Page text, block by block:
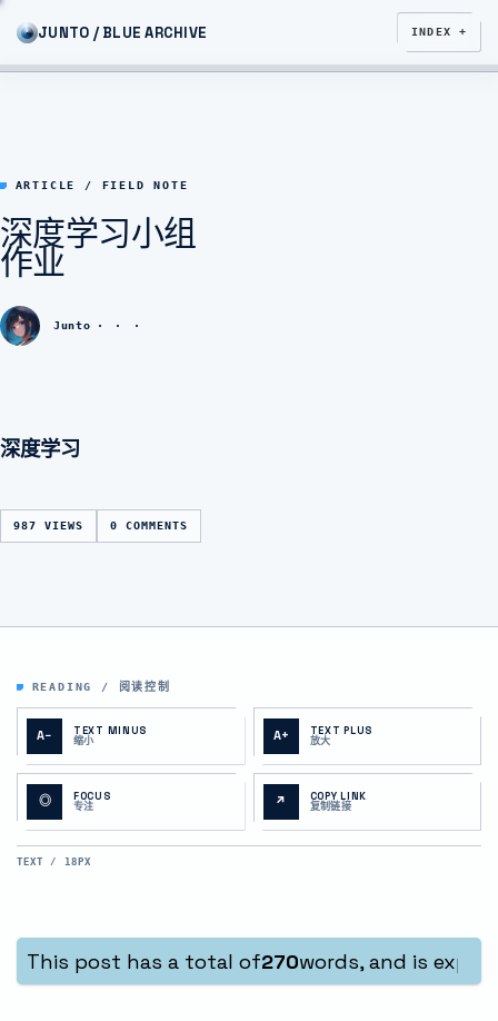
JUNTO / BLUE ARCHIVE INDEX +
ARTICLE / FIELD NOTE
深度学习小组
作业
Junto
深度学习
987 VIEWS 0 COMMENTS
READING / 阅读控制
A− TEXT MINUS
缩小 A+ TEXT PLUS
放大
◎ FOCUS
专注 ↗ COPY LINK
复制链接
TEXT / 18PX
This post has a total of270words, and is